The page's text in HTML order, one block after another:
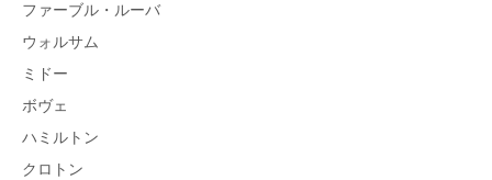
ファーブル・ルーバ
ウォルサム
ミドー
ボヴェ
ハミルトン
クロトン